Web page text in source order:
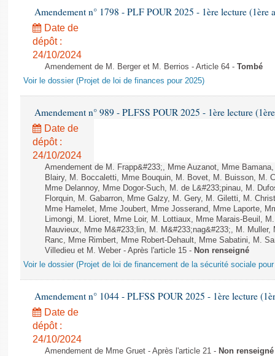
Amendement n° 1798 - PLF POUR 2025 - 1ère lecture (1ère
Date de
dépôt :
24/10/2024
Amendement de M. Berger et M. Berrios - Article 64 - Tombé
Voir le dossier (Projet de loi de finances pour 2025)
Amendement n° 989 - PLFSS POUR 2025 - 1ère lecture
Date de
dépôt :
24/10/2024
Amendement de M. Frapp&#233;, Mme Auzanot, Mme
Blairy, M. Boccaletti, Mme Bouquin, M. Bovet, M. Buisson, M.
Mme Delannoy, Mme Dogor-Such, M. de L&#233;pinau, M.
Florquin, M. Gabarron, Mme Galzy, M. Gery, M. Giletti, M.
Mme Hamelet, Mme Joubert, Mme Josserand, Mme Laporte,
Limongi, M. Lioret, Mme Loir, M. Lottiaux, Mme Marais-Beuil,
Mauvieux, Mme M&#233;lin, M. M&#233;nag&#233;, M.
Ranc, Mme Rimbert, Mme Robert-Dehault, Mme Sabatini, M.
Villedieu et M. Weber - Après l'article 15 - Non renseigné
Voir le dossier (Projet de loi de financement de la sécurité sociale pour
Amendement n° 1044 - PLFSS POUR 2025 - 1ère lecture
Date de
dépôt :
24/10/2024
Amendement de Mme Gruet - Après l'article 21 - Non renseigné